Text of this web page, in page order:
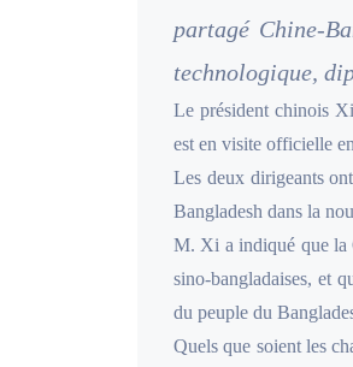
partagé Chine-
technologique,
Le président chinois
est en visite officielle
Les deux dirigeants
Bangladesh dans la
M. Xi a indiqué que la
sino-bangladaises, et
du peuple du
Quels que soient les